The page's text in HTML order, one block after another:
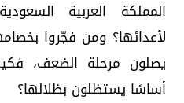
المملكة العربية
لأعدائها؟ ومن فجّروا
يصلون مرحلة الضعف،
أساسًا يستظلون بظلالها؟